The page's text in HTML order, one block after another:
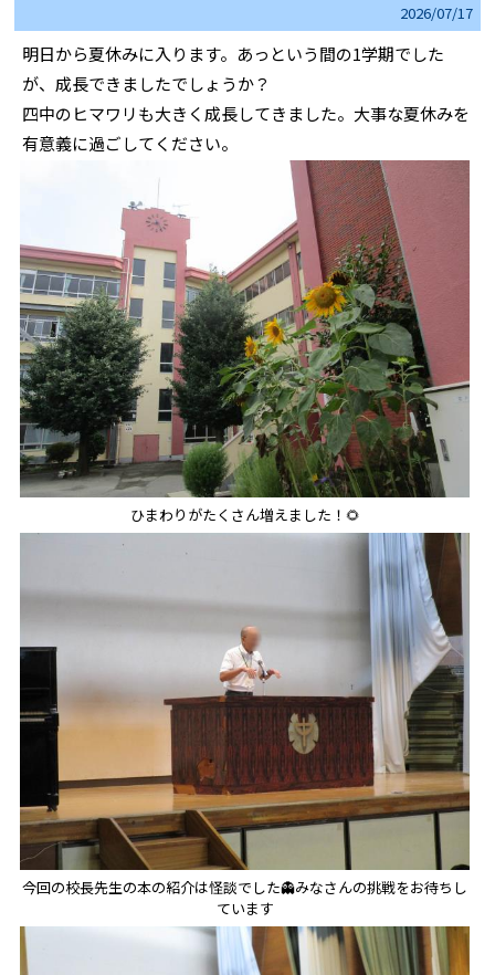
2026/07/17
明日から夏休みに入ります。あっという間の1学期でした
が、成長できましたでしょうか？
四中のヒマワリも大きく成長してきました。大事な夏休みを
有意義に過ごしてください。
ひまわりがたくさん増えました！🌻
今回の校長先生の本の紹介は怪談でした👻みなさんの挑戦をお待ちし
ています